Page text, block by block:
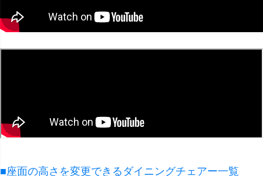
■座面の高さを変更できるダイニングチェアー一覧